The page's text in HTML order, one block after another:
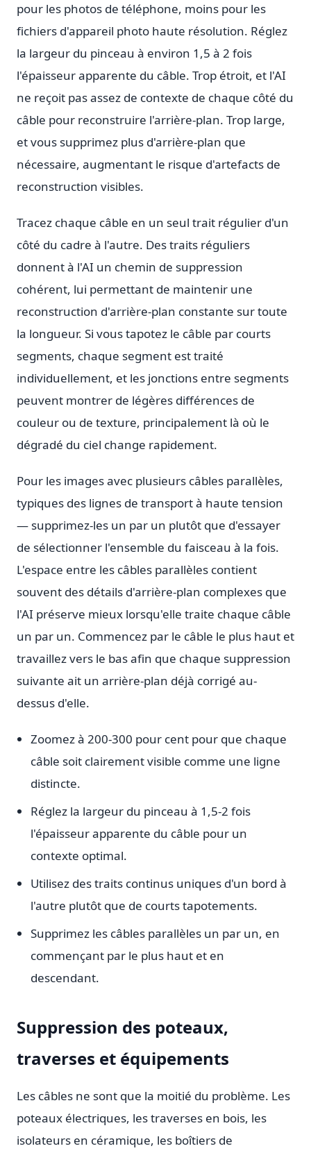
pour les photos de téléphone, moins pour les
fichiers d'appareil photo haute résolution. Réglez
la largeur du pinceau à environ 1,5 à 2 fois
l'épaisseur apparente du câble. Trop étroit, et l'AI
ne reçoit pas assez de contexte de chaque côté du
câble pour reconstruire l'arrière-plan. Trop large,
et vous supprimez plus d'arrière-plan que
nécessaire, augmentant le risque d'artefacts de
reconstruction visibles.
Tracez chaque câble en un seul trait régulier d'un
côté du cadre à l'autre. Des traits réguliers
donnent à l'AI un chemin de suppression
cohérent, lui permettant de maintenir une
reconstruction d'arrière-plan constante sur toute
la longueur. Si vous tapotez le câble par courts
segments, chaque segment est traité
individuellement, et les jonctions entre segments
peuvent montrer de légères différences de
couleur ou de texture, principalement là où le
dégradé du ciel change rapidement.
Pour les images avec plusieurs câbles parallèles,
typiques des lignes de transport à haute tension
— supprimez-les un par un plutôt que d'essayer
de sélectionner l'ensemble du faisceau à la fois.
L'espace entre les câbles parallèles contient
souvent des détails d'arrière-plan complexes que
l'AI préserve mieux lorsqu'elle traite chaque câble
un par un. Commencez par le câble le plus haut et
travaillez vers le bas afin que chaque suppression
suivante ait un arrière-plan déjà corrigé au-
dessus d'elle.
Zoomez à 200-300 pour cent pour que chaque
câble soit clairement visible comme une ligne
distincte.
Réglez la largeur du pinceau à 1,5-2 fois
l'épaisseur apparente du câble pour un
contexte optimal.
Utilisez des traits continus uniques d'un bord à
l'autre plutôt que de courts tapotements.
Supprimez les câbles parallèles un par un, en
commençant par le plus haut et en
descendant.
Suppression des poteaux,
traverses et équipements
Les câbles ne sont que la moitié du problème. Les
poteaux électriques, les traverses en bois, les
isolateurs en céramique, les boîtiers de